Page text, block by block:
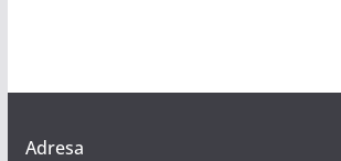
Adresa